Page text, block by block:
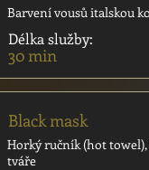
Barvení vousů italskou
Délka služby:
30 min
Black mask
Horký ručník (hot
tváře